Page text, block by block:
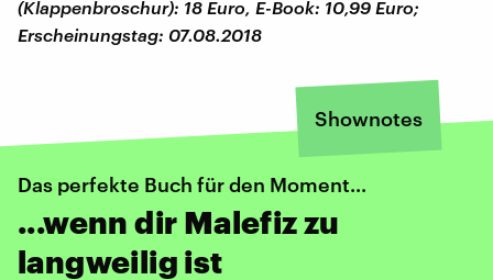
(Klappenbroschur): 18 Euro, E-Book: 10,99 Euro;
Erscheinungstag: 07.08.2018
Shownotes
Das perfekte Buch für den Moment...
...wenn dir Malefiz zu
langweilig ist